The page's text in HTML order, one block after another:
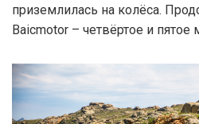
приземлилась на колёса.
Baicmotor – четвёртое и пятое